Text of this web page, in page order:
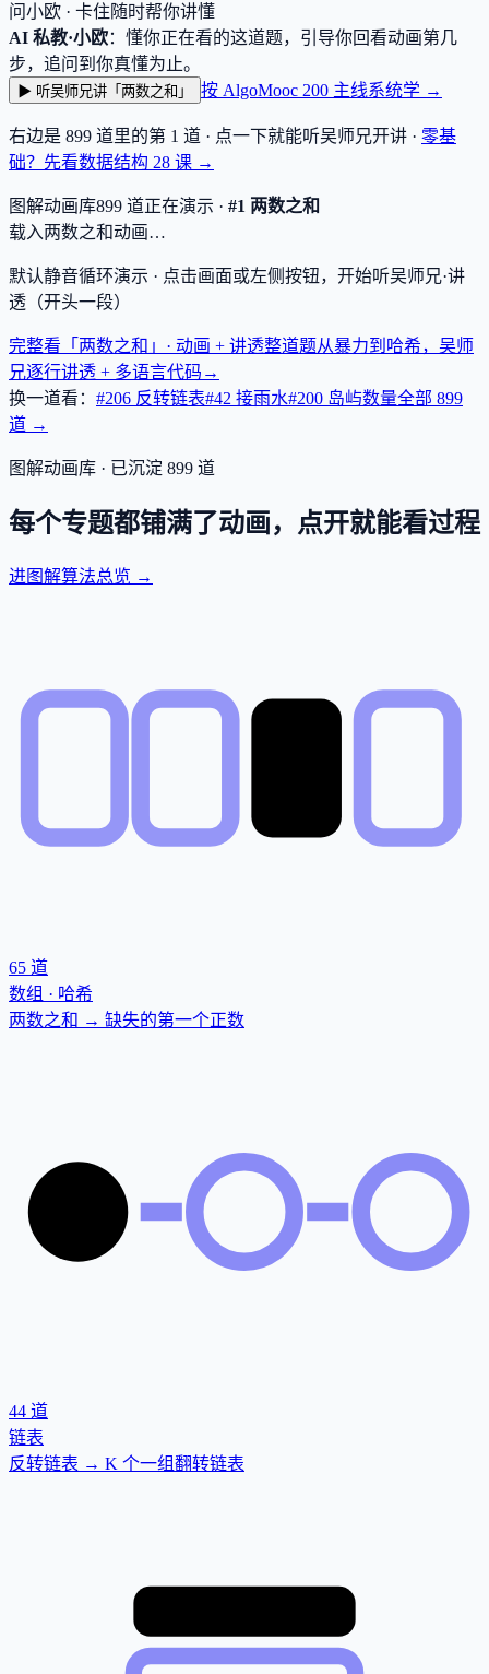
问小欧 · 卡住随时帮你讲懂
AI 私教·小欧：懂你正在看的这道题，引导你回看动画第几
步，追问到你真懂为止。
▶ 听吴师兄讲「两数之和」 按 AlgoMooc 200 主线系统学 →
右边是 899 道里的第 1 道 · 点一下就能听吴师兄开讲 · 零基
础？先看数据结构 28 课 →
图解动画库899 道正在演示 · #1 两数之和
载入两数之和动画…
默认静音循环演示 · 点击画面或左侧按钮，开始听吴师兄·讲
透（开头一段）
完整看「两数之和」· 动画 + 讲透整道题从暴力到哈希，吴师
兄逐行讲透 + 多语言代码 →
换一道看： #206 反转链表#42 接雨水#200 岛屿数量全部 899
道 →
图解动画库 · 已沉淀 899 道
每个专题都铺满了动画，点开就能看过程
进图解算法总览 →
65 道
数组 · 哈希
两数之和 → 缺失的第一个正数
44 道
链表
反转链表 → K 个一组翻转链表